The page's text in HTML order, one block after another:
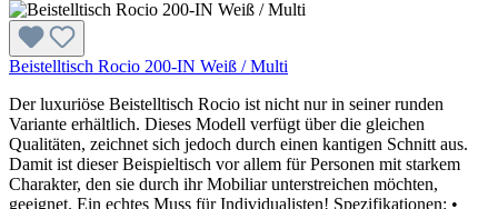
Beistelltisch Rocio 200-IN Weiß / Multi
Der luxuriöse Beistelltisch Rocio ist nicht nur in seiner runden
Variante erhältlich. Dieses Modell verfügt über die gleichen
Qualitäten, zeichnet sich jedoch durch einen kantigen Schnitt aus.
Damit ist dieser Beispieltisch vor allem für Personen mit starkem
Charakter, den sie durch ihr Mobiliar unterstreichen möchten,
geeignet. Ein echtes Muss für Individualisten! Spezifikationen: •